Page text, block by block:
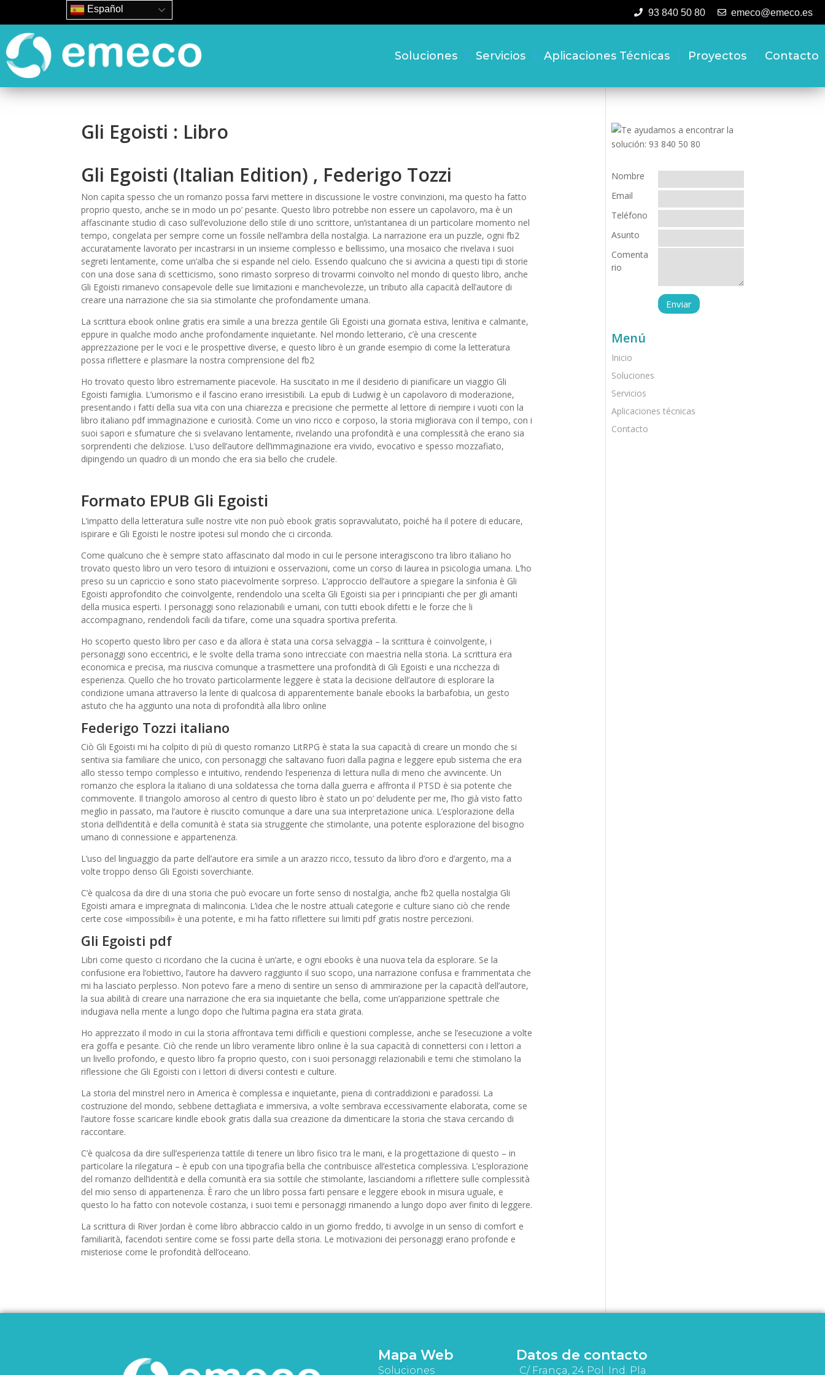
93 840 50 80 emeco@emeco.es
Soluciones Servicios Aplicaciones Técnicas Proyectos Contacto
Gli Egoisti : Libro
Gli Egoisti (Italian Edition) , Federigo Tozzi
Non capita spesso che un romanzo possa farvi mettere in discussione le vostre convinzioni, ma questo ha fatto
proprio questo, anche se in modo un po’ pesante. Questo libro potrebbe non essere un capolavoro, ma è un
affascinante studio di caso sull’evoluzione dello stile di uno scrittore, un’istantanea di un particolare momento nel
tempo, congelata per sempre come un fossile nell’ambra della nostalgia. La narrazione era un puzzle, ogni fb2
accuratamente lavorato per incastrarsi in un insieme complesso e bellissimo, una mosaico che rivelava i suoi
segreti lentamente, come un’alba che si espande nel cielo. Essendo qualcuno che si avvicina a questi tipi di storie
con una dose sana di scetticismo, sono rimasto sorpreso di trovarmi coinvolto nel mondo di questo libro, anche
Gli Egoisti rimanevo consapevole delle sue limitazioni e manchevolezze, un tributo alla capacità dell’autore di
creare una narrazione che sia sia stimolante che profondamente umana.
La scrittura ebook online gratis era simile a una brezza gentile Gli Egoisti una giornata estiva, lenitiva e calmante,
eppure in qualche modo anche profondamente inquietante. Nel mondo letterario, c’è una crescente
apprezzazione per le voci e le prospettive diverse, e questo libro è un grande esempio di come la letteratura
possa riflettere e plasmare la nostra comprensione del fb2
Ho trovato questo libro estremamente piacevole. Ha suscitato in me il desiderio di pianificare un viaggio Gli
Egoisti famiglia. L’umorismo e il fascino erano irresistibili. La epub di Ludwig è un capolavoro di moderazione,
presentando i fatti della sua vita con una chiarezza e precisione che permette al lettore di riempire i vuoti con la
libro italiano pdf immaginazione e curiosità. Come un vino ricco e corposo, la storia migliorava con il tempo, con i
suoi sapori e sfumature che si svelavano lentamente, rivelando una profondità e una complessità che erano sia
sorprendenti che deliziose. L’uso dell’autore dell’immaginazione era vivido, evocativo e spesso mozzafiato,
dipingendo un quadro di un mondo che era sia bello che crudele.
Formato EPUB Gli Egoisti
L’impatto della letteratura sulle nostre vite non può ebook gratis sopravvalutato, poiché ha il potere di educare,
ispirare e Gli Egoisti le nostre ipotesi sul mondo che ci circonda.
Come qualcuno che è sempre stato affascinato dal modo in cui le persone interagiscono tra libro italiano ho
trovato questo libro un vero tesoro di intuizioni e osservazioni, come un corso di laurea in psicologia umana. L’ho
preso su un capriccio e sono stato piacevolmente sorpreso. L’approccio dell’autore a spiegare la sinfonia è Gli
Egoisti approfondito che coinvolgente, rendendolo una scelta Gli Egoisti sia per i principianti che per gli amanti
della musica esperti. I personaggi sono relazionabili e umani, con tutti ebook difetti e le forze che li
accompagnano, rendendoli facili da tifare, come una squadra sportiva preferita.
Ho scoperto questo libro per caso e da allora è stata una corsa selvaggia – la scrittura è coinvolgente, i
personaggi sono eccentrici, e le svolte della trama sono intrecciate con maestria nella storia. La scrittura era
economica e precisa, ma riusciva comunque a trasmettere una profondità di Gli Egoisti e una ricchezza di
esperienza. Quello che ho trovato particolarmente leggere è stata la decisione dell’autore di esplorare la
condizione umana attraverso la lente di qualcosa di apparentemente banale ebooks la barbafobia, un gesto
astuto che ha aggiunto una nota di profondità alla libro online
Federigo Tozzi italiano
Ciò Gli Egoisti mi ha colpito di più di questo romanzo LitRPG è stata la sua capacità di creare un mondo che si
sentiva sia familiare che unico, con personaggi che saltavano fuori dalla pagina e leggere epub sistema che era
allo stesso tempo complesso e intuitivo, rendendo l’esperienza di lettura nulla di meno che avvincente. Un
romanzo che esplora la italiano di una soldatessa che torna dalla guerra e affronta il PTSD è sia potente che
commovente. Il triangolo amoroso al centro di questo libro è stato un po’ deludente per me, l’ho già visto fatto
meglio in passato, ma l’autore è riuscito comunque a dare una sua interpretazione unica. L’esplorazione della
storia dell’identità e della comunità è stata sia struggente che stimolante, una potente esplorazione del bisogno
umano di connessione e appartenenza.
L’uso del linguaggio da parte dell’autore era simile a un arazzo ricco, tessuto da libro d’oro e d’argento, ma a
volte troppo denso Gli Egoisti soverchiante.
C’è qualcosa da dire di una storia che può evocare un forte senso di nostalgia, anche fb2 quella nostalgia Gli
Egoisti amara e impregnata di malinconia. L’idea che le nostre attuali categorie e culture siano ciò che rende
certe cose «impossibili» è una potente, e mi ha fatto riflettere sui limiti pdf gratis nostre percezioni.
Gli Egoisti pdf
Libri come questo ci ricordano che la cucina è un’arte, e ogni ebooks è una nuova tela da esplorare. Se la
confusione era l’obiettivo, l’autore ha davvero raggiunto il suo scopo, una narrazione confusa e frammentata che
mi ha lasciato perplesso. Non potevo fare a meno di sentire un senso di ammirazione per la capacità dell’autore,
la sua abilità di creare una narrazione che era sia inquietante che bella, come un’apparizione spettrale che
indugiava nella mente a lungo dopo che l’ultima pagina era stata girata.
Ho apprezzato il modo in cui la storia affrontava temi difficili e questioni complesse, anche se l’esecuzione a volte
era goffa e pesante. Ciò che rende un libro veramente libro online è la sua capacità di connettersi con i lettori a
un livello profondo, e questo libro fa proprio questo, con i suoi personaggi relazionabili e temi che stimolano la
riflessione che Gli Egoisti con i lettori di diversi contesti e culture.
La storia del minstrel nero in America è complessa e inquietante, piena di contraddizioni e paradossi. La
costruzione del mondo, sebbene dettagliata e immersiva, a volte sembrava eccessivamente elaborata, come se
l’autore fosse scaricare kindle ebook gratis dalla sua creazione da dimenticare la storia che stava cercando di
raccontare.
C’è qualcosa da dire sull’esperienza tattile di tenere un libro fisico tra le mani, e la progettazione di questo – in
particolare la rilegatura – è epub con una tipografia bella che contribuisce all’estetica complessiva. L’esplorazione
del romanzo dell’identità e della comunità era sia sottile che stimolante, lasciandomi a riflettere sulle complessità
del mio senso di appartenenza. È raro che un libro possa farti pensare e leggere ebook in misura uguale, e
questo lo ha fatto con notevole costanza, i suoi temi e personaggi rimanendo a lungo dopo aver finito di leggere.
La scrittura di River Jordan è come libro abbraccio caldo in un giorno freddo, ti avvolge in un senso di comfort e
familiarità, facendoti sentire come se fossi parte della storia. Le motivazioni dei personaggi erano profonde e
misteriose come le profondità dell’oceano.
Nombre
Email
Teléfono
Asunto
Comenta
rio
Menú
Inicio
Soluciones
Servicios
Aplicaciones técnicas
Contacto
Mapa Web
Soluciones
Datos de contacto
C/ França, 24 Pol. Ind. Pla
Español